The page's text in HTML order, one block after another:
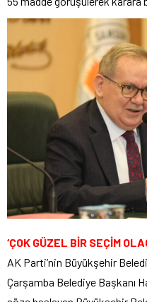
‘ÇOK GÜZEL BİR SEÇİM
AK Parti’nin Büyükşehir
Çarşamba Belediye Başkanı